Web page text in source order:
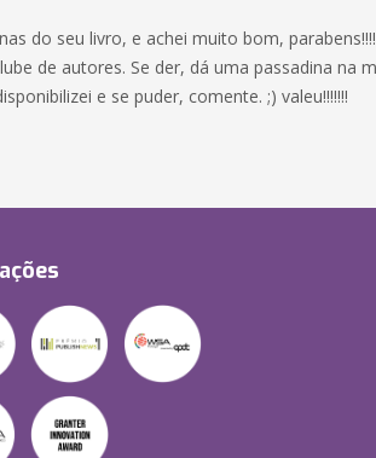
do seu livro, e achei muito bom,
de autores. Se der, dá uma passadina na
e se puder, comente. ;) valeu!!!!!!!